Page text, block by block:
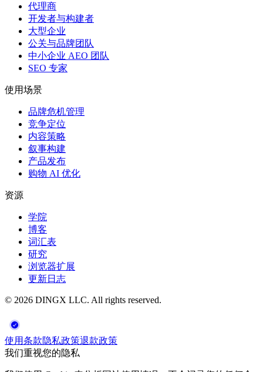
代理商
开发者与构建者
大型企业
公关与品牌团队
中小企业 AEO 团队
SEO 专家
使用场景
品牌危机管理
竞争定位
内容策略
叙事构建
产品发布
购物 AI 优化
资源
学院
博客
词汇表
研究
浏览器扩展
更新日志
© 2026 DINGX LLC. All rights reserved.
使用条款隐私政策退款政策
我们重视您的隐私